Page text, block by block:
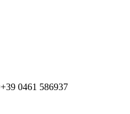
+39 0461 586937